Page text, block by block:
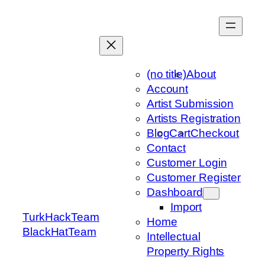
TurkHackTeam
BlackHatTeam
(no title)About
Account
Artist Submission
Artists Registration
BlogCartCheckout
Contact
Customer Login
Customer Register
Dashboard
Import
Home
Intellectual
Property Rights